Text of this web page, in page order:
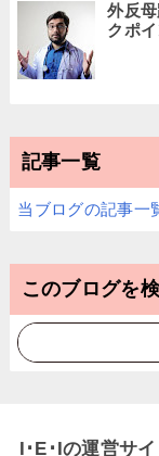
外反
クポイ
記事一覧
当ブログの記事一
このブログを
I･E･Iの運営サイ